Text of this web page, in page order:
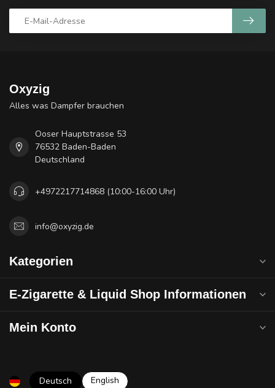
Oxyzig
Alles was Dampfer brauchen
Ooser Hauptstrasse 53
76532 Baden-Baden
Deutschland
+4972217714868 (10:00-16:00 Uhr)
info@oxyzig.de
Kategorien
E-Zigarette & Liquid Shop Informationen
Mein Konto
Deutsch English